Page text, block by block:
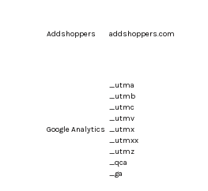
Addshoppers addshoppers.com
Google Analytics
_utma
_utmb
_utmc
_utmv
_utmx
_utmxx
_utmz
_qca
_ga